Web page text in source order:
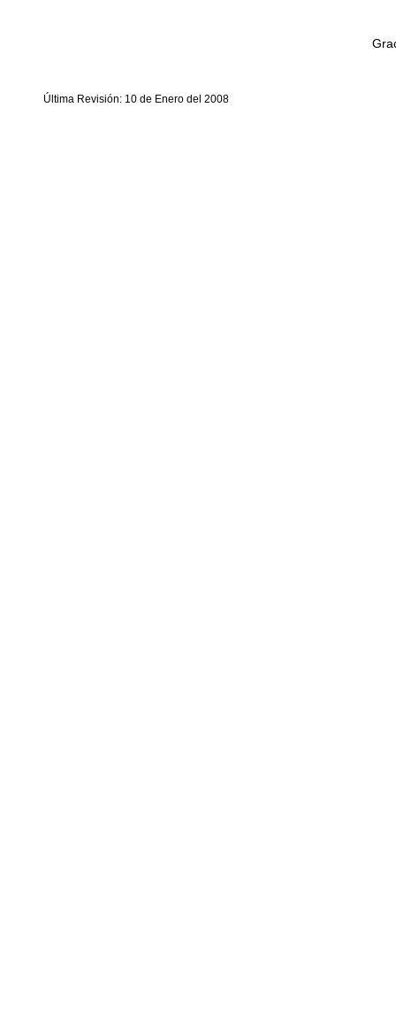
Última Revisión: 10 de Enero del 2008